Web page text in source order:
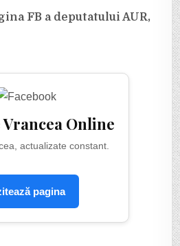
FB a deputatului AUR,
Online
actualizate constant.
pagina